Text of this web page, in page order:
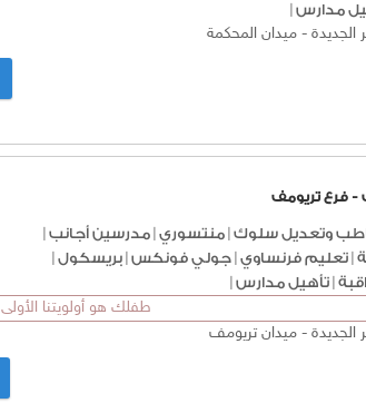
مدارس
- ميدان المحكمة
- فرع تريومف
وتعديل سلوك منتسوري مدرسين أجانب
تعليم فرنساوي جولي فونكس بريسكول
تأهيل مدارس
طفلك هو أولويتنا الأولى
- ميدان تريومف